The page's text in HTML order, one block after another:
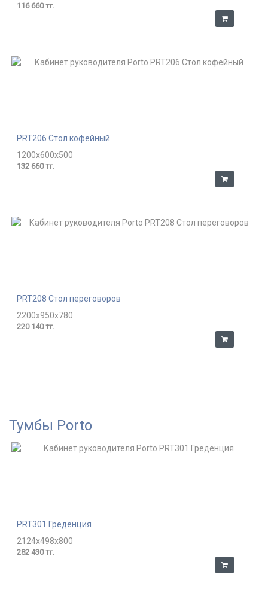
116 660 тг.
PRT206 Стол кофейный
1200x600x500
132 660 тг.
PRT208 Стол переговоров
2200x950x780
220 140 тг.
Тумбы Porto
PRT301 Греденция
2124x498x800
282 430 тг.